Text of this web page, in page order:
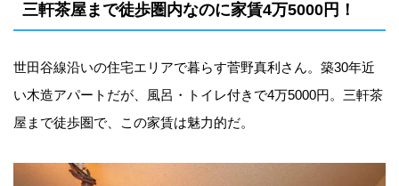
三軒茶屋まで徒歩圏内なのに家賃4万5000円！
世田谷線沿いの住宅エリアで暮らす菅野真利さん。築30年近
い木造アパートだが、風呂・トイレ付きで4万5000円。三軒茶
屋まで徒歩圏で、この家賃は魅力的だ。